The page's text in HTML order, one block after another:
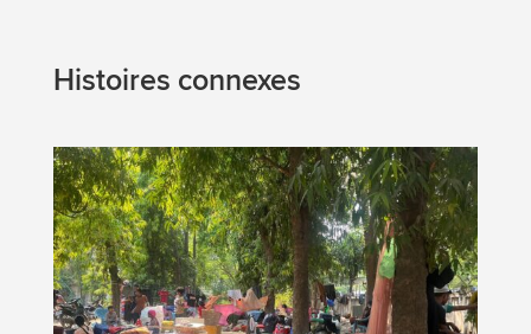
Histoires connexes